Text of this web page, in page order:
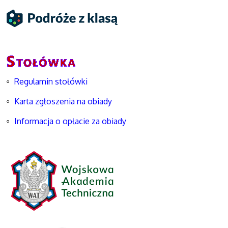
Regulamin stołówki
Karta zgłoszenia na obiady
Informacja o opłacie za obiady